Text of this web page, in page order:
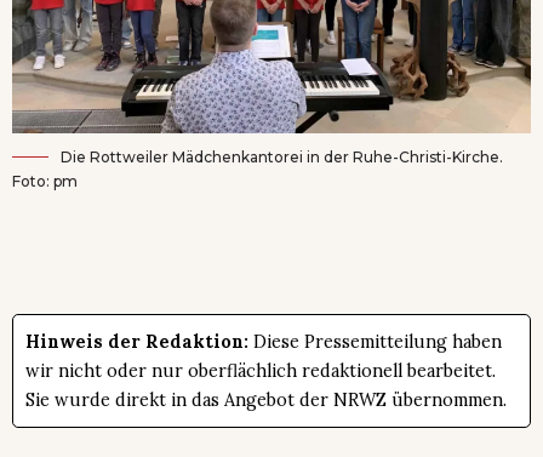
Die Rottweiler Mädchenkantorei in der Ruhe-Christi-Kirche.
Foto: pm
Hinweis der Redaktion: Diese Pressemitteilung haben
wir nicht oder nur oberflächlich redaktionell bearbeitet.
Sie wurde direkt in das Angebot der NRWZ übernommen.